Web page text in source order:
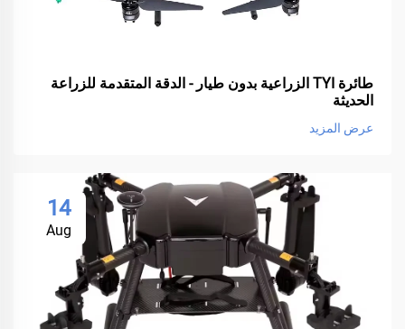
طائرة TYI الزراعية بدون طيار - الدقة المتقدمة للزراعة
الحديثة
عرض المزيد
14
Aug